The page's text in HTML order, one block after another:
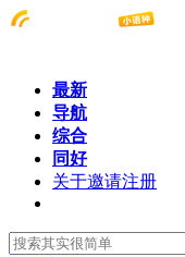
最新
导航
综合
同好
关于邀请注册